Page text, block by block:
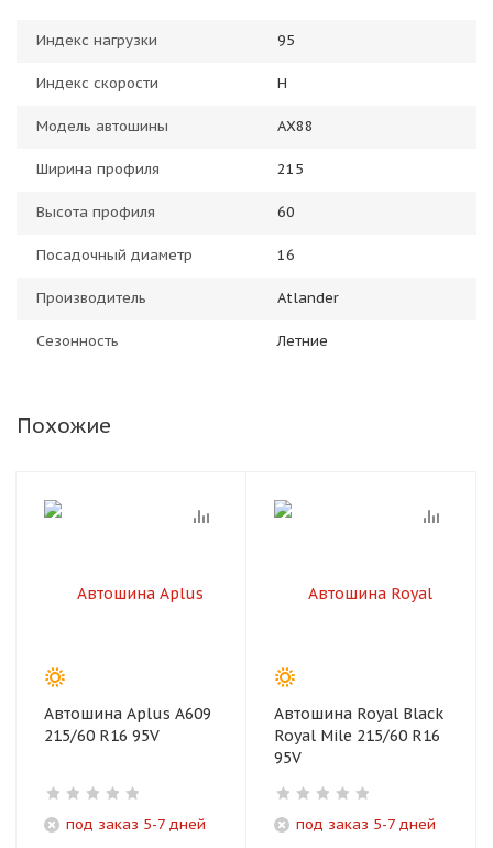
Индекс нагрузки 95
Индекс скорости H
Модель автошины AX88
Ширина профиля 215
Высота профиля 60
Посадочный диаметр 16
Производитель Atlander
Сезонность Летние
Похожие
Автошина Aplus A609
215/60 R16 95V
под заказ 5-7 дней
Автошина Royal Black
Royal Mile 215/60 R16
95V
под заказ 5-7 дней